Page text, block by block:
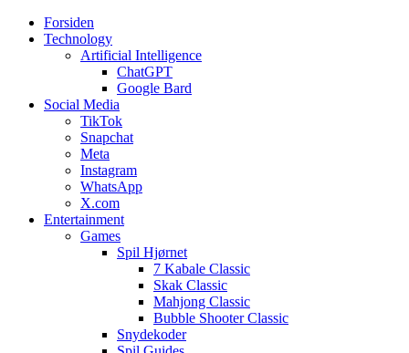
Web3zero.dk
Web3zero.dk
Forsiden
Technology
Artificial Intelligence
ChatGPT
Google Bard
Social Media
TikTok
Snapchat
Meta
Instagram
WhatsApp
X.com
Entertainment
Games
Spil Hjørnet
7 Kabale Classic
Skak Classic
Mahjong Classic
Bubble Shooter Classic
Snydekoder